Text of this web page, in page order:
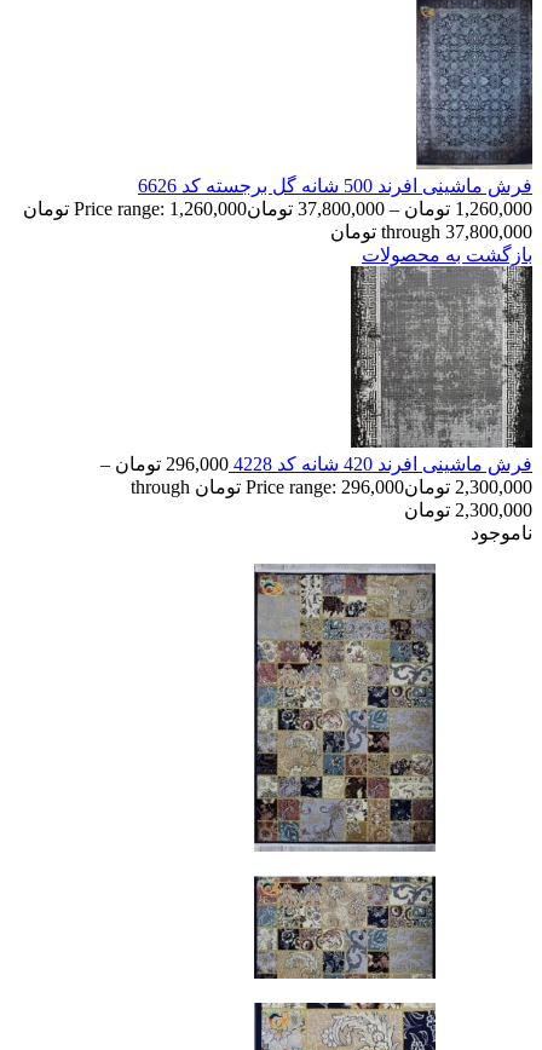
فرش ماشینی افرند 500 شانه گل برجسته کد 6626
1,260,000 تومان –
37,800,000 تومان
Price range: 1,260,000 تومان
through 37,800,000 تومان
بازگشت به محصولات
فرش ماشینی افرند 420 شانه کد 4228 296,000 تومان –
2,300,000 تومان
Price range: 296,000 تومان through
2,300,000 تومان
ناموجود